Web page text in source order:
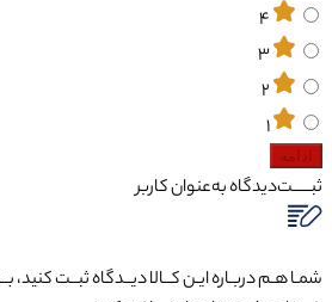
ادامه
ثبـــــت‌دیدگاهبه‌عنوان کاربر
شمـا هـم دربـاره ایـن کــالا دیــدگاه ثبــت کنید،